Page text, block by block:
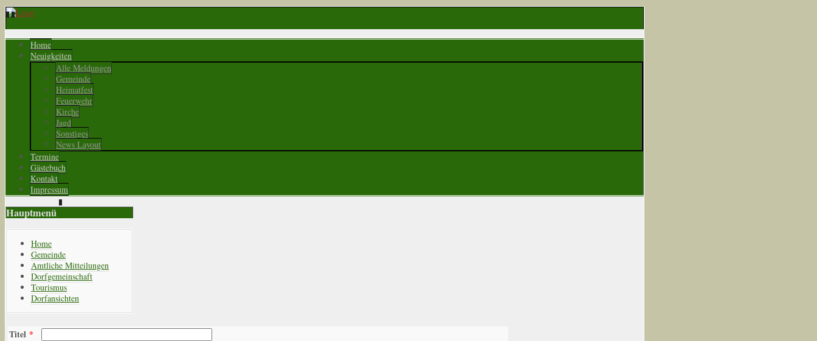
Home
Neuigkeiten
Alle Meldungen
Gemeinde
Heimatfest
Feuerwehr
Kirche
Jagd
Sonstiges
News Layout
Termine
Gästebuch
Kontakt
Impressum
Hauptmenü
Home
Gemeinde
Amtliche Mitteilungen
Dorfgemeinschaft
Tourismus
Dorfansichten
Titel *